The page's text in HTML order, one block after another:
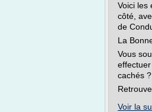
Voici les
côté,
de
La
Vous
cachés ?
Voir la